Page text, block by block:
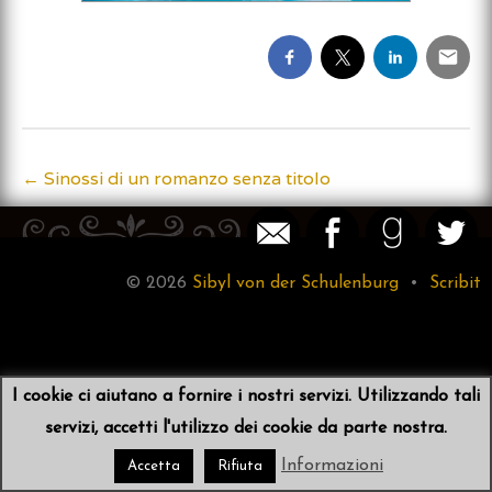
Post
navigation
← Sinossi di un romanzo senza titolo
I cookie ci aiutano a fornire i nostri servizi. Utilizzando tali
servizi, accetti l'utilizzo dei cookie da parte nostra.
Accetta Rifiuta Informazioni
© 2026 Sibyl von der Schulenburg • Scribit